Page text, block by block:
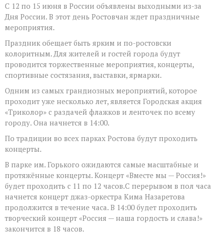
День
России
для
подготовили
праздничные
мероприятия
С 12 по 15 июня в России объявлены выходными из-за
Дня России. В этот день Ростовчан ждет праздничные
мероприятия.
Праздник обещает быть ярким и по-ростовски
колоритным. Для жителей и гостей города будут
проводится торжественные мероприятия, концерты,
спортивные состязания, выставки, ярмарки.
Одним из самых грандиозных мероприятий, которое
проходит уже несколько лет, является Городская акция
«Триколор» с раздачей флажков и ленточек по всему
городу. Она начнется в 14:00.
По традиции во всех парках Ростова будут проходить
концерты.
В парке им. Горького ожидаются самые масштабные и
протяжённые концерты. Концерт «Вместе мы — Россия!»
будет проходить с 11 по 12 часов.С перерывом в пол часа
начнется концерт джаз-оркестра Кима Назаретова
продолжится в течение часа. В 14:00 будет проходить
творческий концерт «Россия — наша гордость и слава!»
закончится в 18 часов.